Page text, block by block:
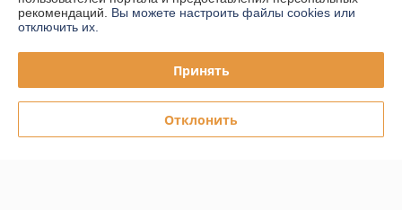
График работы
Политика обработки cookies
рекомендаций. Вы можете настроить файлы cookies или
отключить их.
Принять
Отклонить